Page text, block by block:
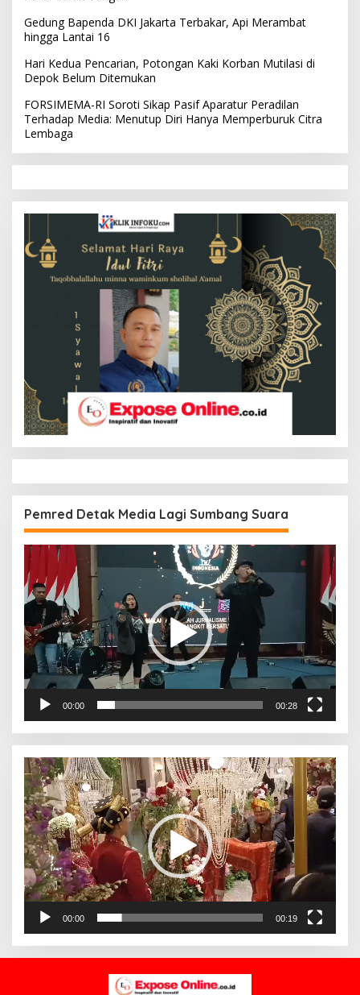
Gedung Bapenda DKI Jakarta Terbakar, Api Merambat
hingga Lantai 16
Hari Kedua Pencarian, Potongan Kaki Korban Mutilasi di
Depok Belum Ditemukan
FORSIMEMA-RI Soroti Sikap Pasif Aparatur Peradilan
Terhadap Media: Menutup Diri Hanya Memperburuk Citra
Lembaga
Pemred Detak Media Lagi Sumbang Suara
Pemutar
00:00 00:28
Pemutar
Video
00:00 00:19